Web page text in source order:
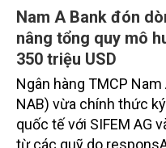
Nam A Bank đón
nâng tổng quy mô
350 triệu USD
Ngân hàng TMCP Nam
NAB) vừa chính thức